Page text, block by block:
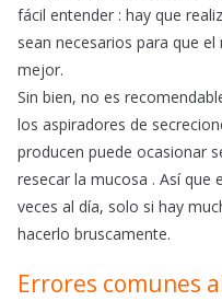
fácil entender : hay que
sean necesarios para que
mejor.
Sin bien, no es
los aspiradores de
producen puede ocasionar
resecar la mucosa . Así que
veces al día, solo si hay
hacerlo bruscamente.
Errores comunes